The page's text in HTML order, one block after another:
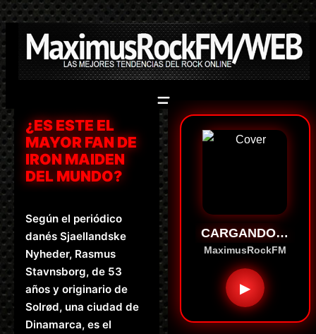
Saltar
al
contenido
¿ES ESTE EL
MAYOR FAN DE
IRON MAIDEN
DEL MUNDO?
Según el periódico
danés Sjaellandske
Nyheder, Rasmus
Stavnsborg, de 53
años y originario de
Solrød, una ciudad de
Dinamarca, es el
CARGANDO…
MaximusRockFM
▶